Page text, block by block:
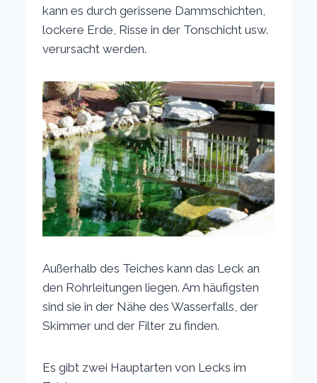
kann es durch gerissene Dammschichten,
lockere Erde, Risse in der Tonschicht usw.
verursacht werden.
Außerhalb des Teiches kann das Leck an
den Rohrleitungen liegen. Am häufigsten
sind sie in der Nähe des Wasserfalls, der
Skimmer und der Filter zu finden.
Es gibt zwei Hauptarten von Lecks im